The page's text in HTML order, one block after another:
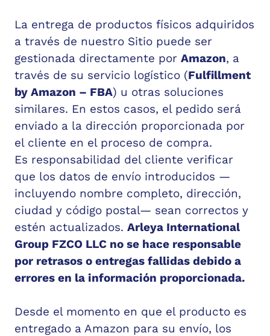
La entrega de productos físicos adquiridos
a través de nuestro Sitio puede ser
gestionada directamente por Amazon, a
través de su servicio logístico (Fulfillment
by Amazon – FBA) u otras soluciones
similares. En estos casos, el pedido será
enviado a la dirección proporcionada por
el cliente en el proceso de compra.
Es responsabilidad del cliente verificar
que los datos de envío introducidos —
incluyendo nombre completo, dirección,
ciudad y código postal— sean correctos y
estén actualizados. Arleya International
Group FZCO LLC no se hace responsable
por retrasos o entregas fallidas debido a
errores en la información proporcionada.
Desde el momento en que el producto es
entregado a Amazon para su envío, los